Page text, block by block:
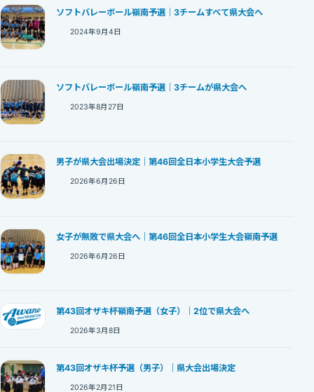
ソフトバレーボール嶺南予選｜3チームすべて県大会へ
2024年9月4日
ソフトバレーボール嶺南予選｜3チームが県大会へ
2023年8月27日
男子が県大会出場決定｜第46回全日本小学生大会予選
2026年6月26日
女子が無敗で県大会へ｜第46回全日本小学生大会嶺南予選
2026年6月26日
第43回オザキ杯嶺南予選（女子）｜2位で県大会へ
2026年3月8日
第43回オザキ杯予選（男子）｜県大会出場決定
2026年2月21日